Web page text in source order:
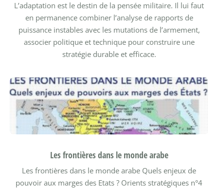
L’adaptation est le destin de la pensée militaire. Il lui faut
en permanence combiner l’analyse de rapports de
puissance instables avec les mutations de l’armement,
associer politique et technique pour construire une
stratégie durable et efficace.
Les frontières dans le monde arabe
Les frontières dans le monde arabe Quels enjeux de
pouvoir aux marges des Etats ? Orients stratégiques n°4